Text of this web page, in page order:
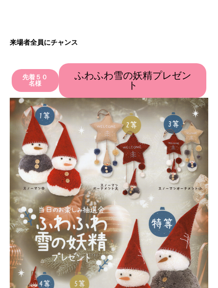
来場者全員にチャンス
先着５０
名様
ふわふわ雪の妖精プレゼン
ト